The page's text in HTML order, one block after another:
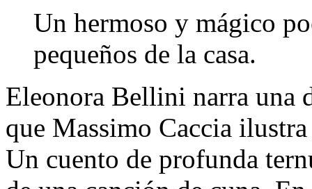
Un hermoso y mágico
pequeños de la casa.
Eleonora Bellini narra una
que Massimo Caccia
Un cuento de profunda